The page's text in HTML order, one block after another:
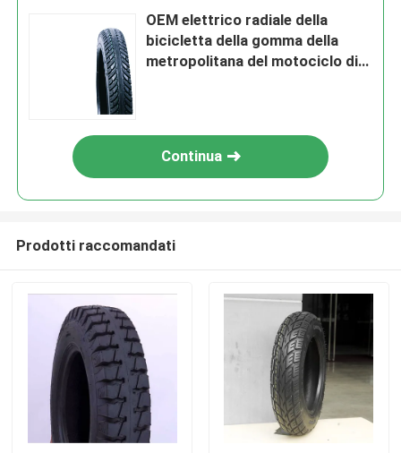
Casa
OEM elettrico radiale della
bicicletta della gomma della
metropolitana del motociclo di
Continua
Prodotti raccomandati